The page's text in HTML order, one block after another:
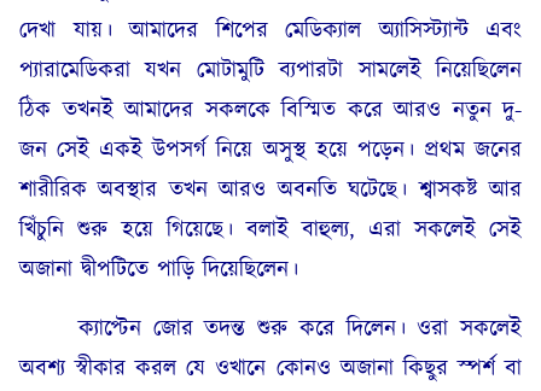
দেখা যায়। আমাদের শিপের মেডিক্যাল অ্যাসিস্ট্যান্ট এবং
প্যারামেডিকরা যখন মোটামুটি ব্যপারটা সামলেই নিয়েছিলেন
ঠিক তখনই আমাদের সকলকে বিস্মিত করে আরও নতুন দু-
জন সেই একই উপসর্গ নিয়ে অসুস্থ হয়ে পড়েন। প্রথম জনের
শারীরিক অবস্থার তখন আরও অবনতি ঘটেছে। শ্বাসকষ্ট আর
খিঁচুনি শুরু হয়ে গিয়েছে। বলাই বাহুল্য, এরা সকলেই সেই
অজানা দ্বীপটিতে পাড়ি দিয়েছিলেন।
ক্যাপ্টেন জোর তদন্ত শুরু করে দিলেন। ওরা সকলেই
অবশ্য স্বীকার করল যে ওখানে কোনও অজানা কিছুর স্পর্শ বা